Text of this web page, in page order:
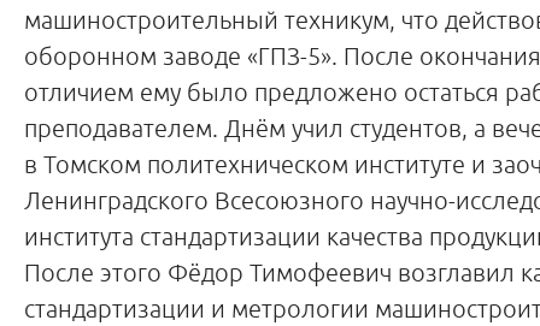
машиностроительный техникум, что
оборонном заводе «ГПЗ-5». После
отличием ему было предложено остаться
преподавателем. Днём учил студентов, а
в Томском политехническом институте и
Ленинградского Всесоюзного научно-
института стандартизации качества
После этого Фёдор Тимофеевич возглавил
стандартизации и метрологии